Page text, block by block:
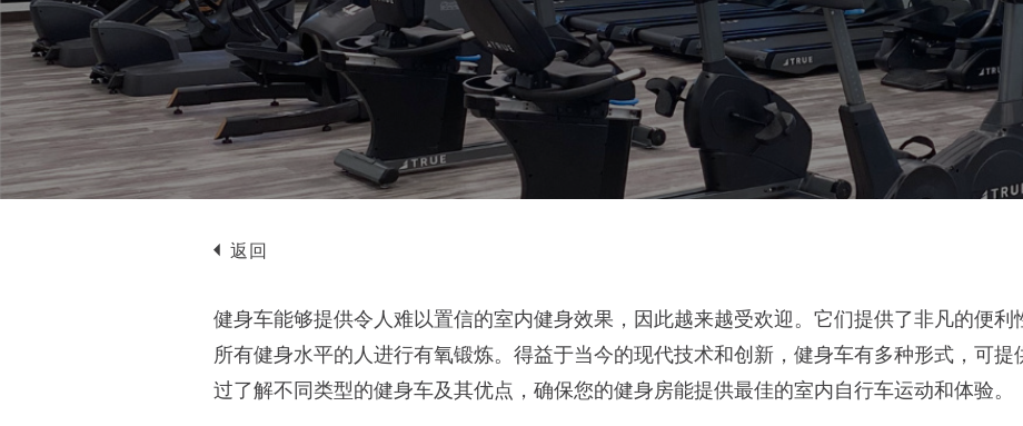
返回
健身车能够提供令人难以置信的室内健身效果，因此越来越受欢迎。它们提供了非凡的便
所有健身水平的人进行有氧锻炼。得益于当今的现代技术和创新，健身车有多种形式，可提
过了解不同类型的健身车及其优点，确保您的健身房能提供最佳的室内自行车运动和体验。